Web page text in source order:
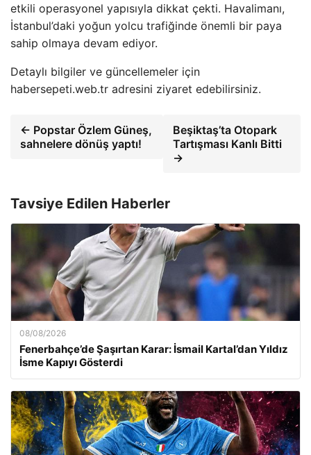
etkili operasyonel yapısıyla dikkat çekti. Havalimanı,
İstanbul’daki yoğun yolcu trafiğinde önemli bir paya
sahip olmaya devam ediyor.
Detaylı bilgiler ve güncellemeler için
habersepeti.web.tr adresini ziyaret edebilirsiniz.
← Popstar Özlem Güneş,
sahnelere dönüş yaptı!
Beşiktaş’ta Otopark
Tartışması Kanlı Bitti
→
Tavsiye Edilen Haberler
08/08/2026
Fenerbahçe’de Şaşırtan Karar: İsmail Kartal’dan Yıldız
İsme Kapıyı Gösterdi